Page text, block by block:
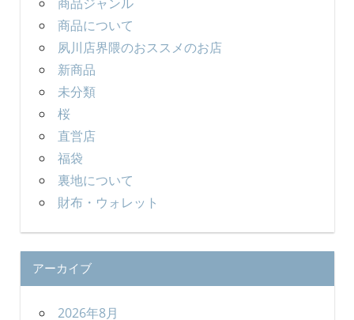
商品について
夙川店界隈のおススメのお店
新商品
未分類
桜
直営店
福袋
裏地について
財布・ウォレット
アーカイブ
2026年8月